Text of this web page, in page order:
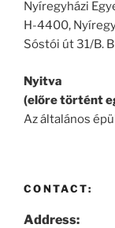
Nyíregyházi
H-4400,
Sóstói út 31/B.
Nyitva
(előre történt
Az általános
CONTACT:
Address: